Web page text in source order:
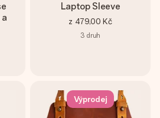
Laptop Sleeve
z 479,00 Kč
3 druh
Výprodej